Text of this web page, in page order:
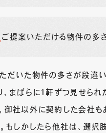
ご提案いただける物件の多
だいた物件の多さが段違
、まばらに1軒ずつ見せら
御社以外に契約した会社も
もしかしたら他社は、選択